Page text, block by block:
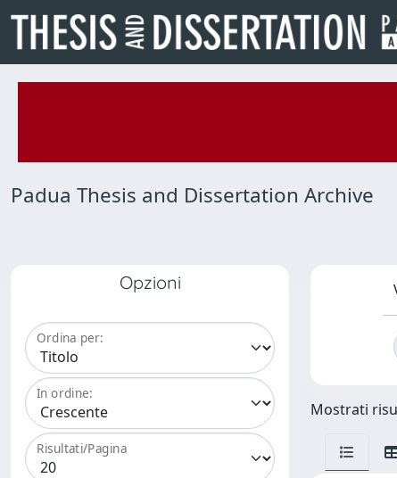
Padua Thesis and Dissertation Archive
Opzioni
Ordina per:
In ordine:
Risultati/Pagina
Mostrati